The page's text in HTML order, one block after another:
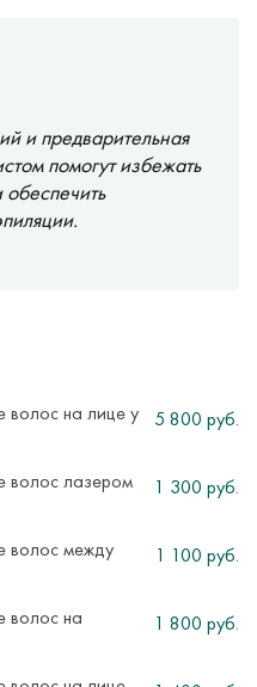
и предварительная
помогут избежать
обеспечить
волос на лице у
5 800 руб.
волос лазером
1 300 руб.
волос между
1 100 руб.
волос на
1 800 руб.